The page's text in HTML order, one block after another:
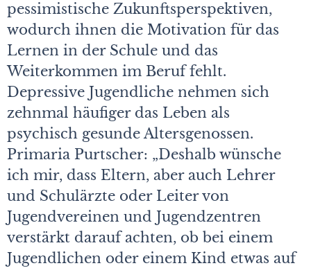
pessimistische Zukunftsperspektiven,
wodurch ihnen die Motivation für das
Lernen in der Schule und das
Weiterkommen im Beruf fehlt.
Depressive Jugendliche nehmen sich
zehnmal häufiger das Leben als
psychisch gesunde Altersgenossen.
Primaria Purtscher: „Deshalb wünsche
ich mir, dass Eltern, aber auch Lehrer
und Schulärzte oder Leiter von
Jugendvereinen und Jugendzentren
verstärkt darauf achten, ob bei einem
Jugendlichen oder einem Kind etwas auf